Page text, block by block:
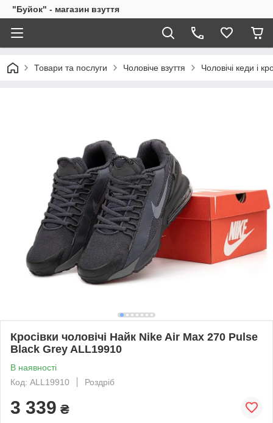
"Буйок" - магазин взуття
Товари та послуги Чоловіче взуття Чоловічі кеди і
Кросівки чоловічі Найк Nike Air Max 270 Pulse
Black Grey ALL19910
В наявності
Код: ALL19910
Роздріб
3 339 ₴